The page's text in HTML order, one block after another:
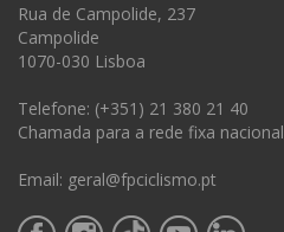
Rua de Campolide, 237
Campolide
1070-030 Lisboa
Telefone: (+351) 21 380 21 40
Chamada para a rede fixa nacional
Email: geral@fpciclismo.pt